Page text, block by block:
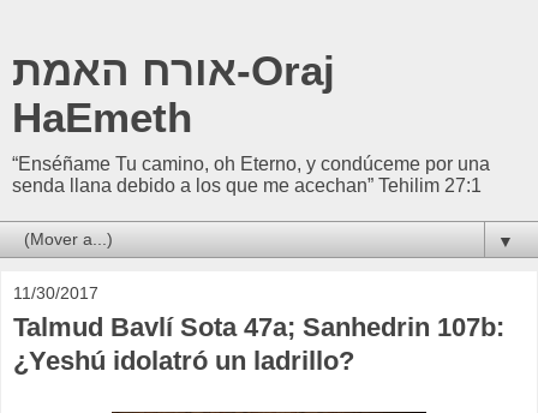
אורח האמת-Oraj
HaEmeth
“Enséñame Tu camino, oh Eterno, y condúceme por una
senda llana debido a los que me acechan” Tehilim 27:1
▼
11/30/2017
Talmud Bavlí Sota 47a; Sanhedrin 107b:
¿Yeshú idolatró un ladrillo?